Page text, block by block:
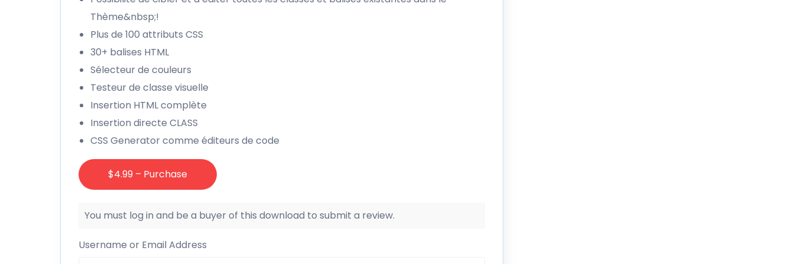
Thème&nbsp;!
Plus de 100 attributs CSS
30+ balises HTML
Sélecteur de couleurs
Testeur de classe visuelle
Insertion HTML complète
Insertion directe CLASS
CSS Generator comme éditeurs de code
$4.99 – Purchase
You must log in and be a buyer of this download to submit a review.
Username or Email Address